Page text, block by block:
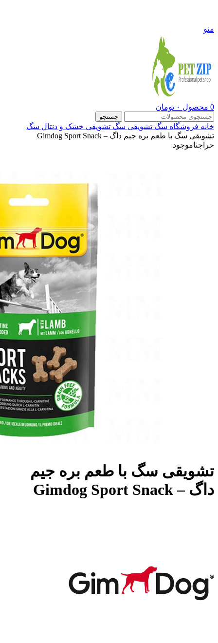
منو
0 محصول ۰ تومان
جستجو
خانه فروشگاه سگ تشویقی سگ تشویقی خشک و دنتال سگ
تشویقی سگ با طعم بره جیم داگ – Gimdog Sport Snack
حراجناموجود
تشویقی سگ با طعم بره جیم
داگ – Gimdog Sport Snack